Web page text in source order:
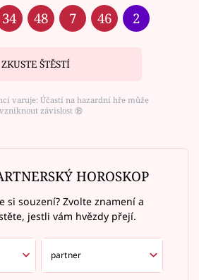
34 48 7 46 2
ZKUSTE ŠTĚSTÍ
varuje: Účastí na hazardní hře může
vzniknout závislost ⑱
HOROSKOP
si souzení? Zvolte znamení a
jestli vám hvězdy přejí.